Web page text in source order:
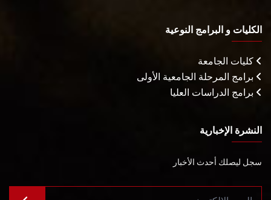
الكليات و البرامج النوعية
كليات الجامعة
برامج المرحلة الجامعية الأولى
برامج الدراسات العليا
النشرة الإخبارية
سجل ليصلك أحدث الأخبار